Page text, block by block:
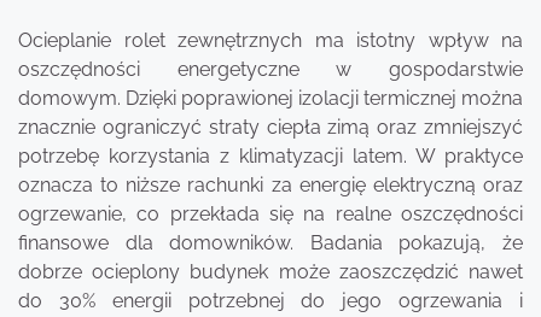
Ocieplanie rolet zewnętrznych ma istotny wpływ na
oszczędności energetyczne w gospodarstwie
domowym. Dzięki poprawionej izolacji termicznej można
znacznie ograniczyć straty ciepła zimą oraz zmniejszyć
potrzebę korzystania z klimatyzacji latem. W praktyce
oznacza to niższe rachunki za energię elektryczną oraz
ogrzewanie, co przekłada się na realne oszczędności
finansowe dla domowników. Badania pokazują, że
dobrze ocieplony budynek może zaoszczędzić nawet
do 30% energii potrzebnej do jego ogrzewania i